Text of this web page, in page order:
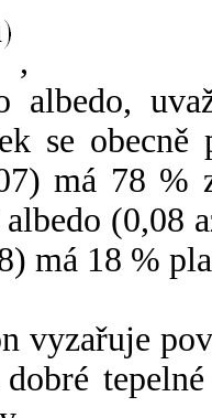
,
albedo,
se
má 78 %
(0,08
má 18 %
vyzařuje